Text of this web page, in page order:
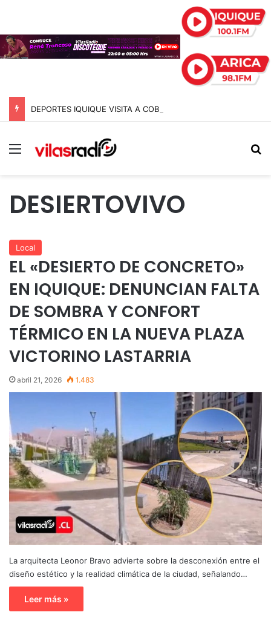
Menú
DESIERTOVIVO
Local
EL «DESIERTO DE CONCRETO»
EN IQUIQUE: DENUNCIAN FALTA
DE SOMBRA Y CONFORT
TÉRMICO EN LA NUEVA PLAZA
VICTORINO LASTARRIA
abril 21, 2026 1.483
La arquitecta Leonor Bravo advierte sobre la desconexión entre el
diseño estético y la realidad climática de la ciudad, señalando…
Leer más »